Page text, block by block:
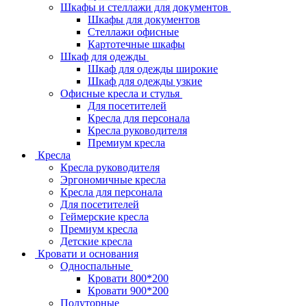
Шкафы и стеллажи для документов
Шкафы для документов
Стеллажи офисные
Картотечные шкафы
Шкаф для одежды
Шкаф для одежды широкие
Шкаф для одежды узкие
Офисные кресла и стулья
Для посетителей
Кресла для персонала
Кресла руководителя
Премиум кресла
Кресла
Кресла руководителя
Эргономичные кресла
Кресла для персонала
Для посетителей
Геймерские кресла
Премиум кресла
Детские кресла
Кровати и основания
Односпальные
Кровати 800*200
Кровати 900*200
Полуторные